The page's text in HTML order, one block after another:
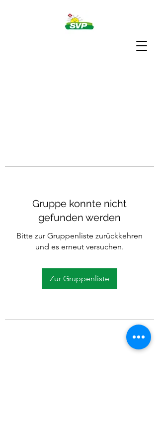
Gruppe konnte nicht
gefunden werden
Bitte zur Gruppenliste zurückkehren
und es erneut versuchen.
Zur Gruppenliste